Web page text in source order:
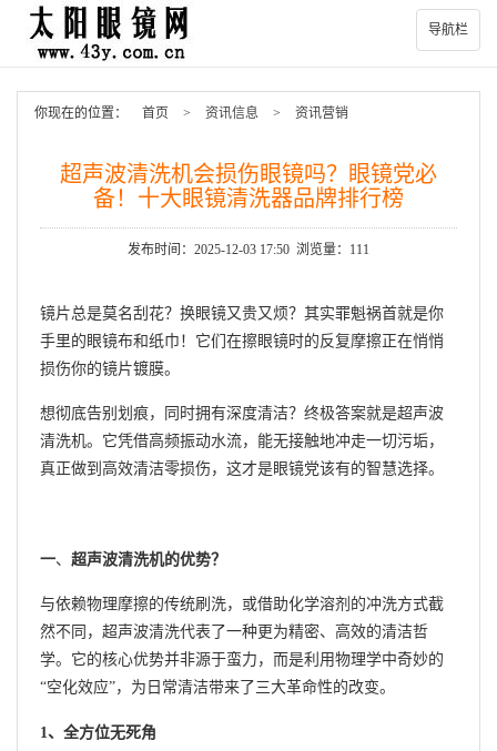
导航栏
你现在的位置： 首页 > 资讯信息 > 资讯营销
超声波清洗机会损伤眼镜吗？眼镜党必
备！十大眼镜清洗器品牌排行榜
发布时间：2025-12-03 17:50 浏览量：111
镜片总是莫名刮花？换眼镜又贵又烦？其实罪魁祸首就是你
手里的眼镜布和纸巾！它们在擦眼镜时的反复摩擦正在悄悄
损伤你的镜片镀膜。
想彻底告别划痕，同时拥有深度清洁？终极答案就是超声波
清洗机。它凭借高频振动水流，能无接触地冲走一切污垢，
真正做到高效清洁零损伤，这才是眼镜党该有的智慧选择。
一、 超声波清洗机的优势？
与依赖物理摩擦的传统刷洗，或借助化学溶剂的冲洗方式截
然不同，超声波清洗代表了一种更为精密、高效的清洁哲
学。它的核心优势并非源于蛮力，而是利用物理学中奇妙的
“空化效应”，为日常清洁带来了三大革命性的改变。
1、全方位无死角